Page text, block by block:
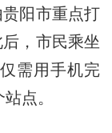
阳市重点打
，市民乘坐
需用手机完
点。